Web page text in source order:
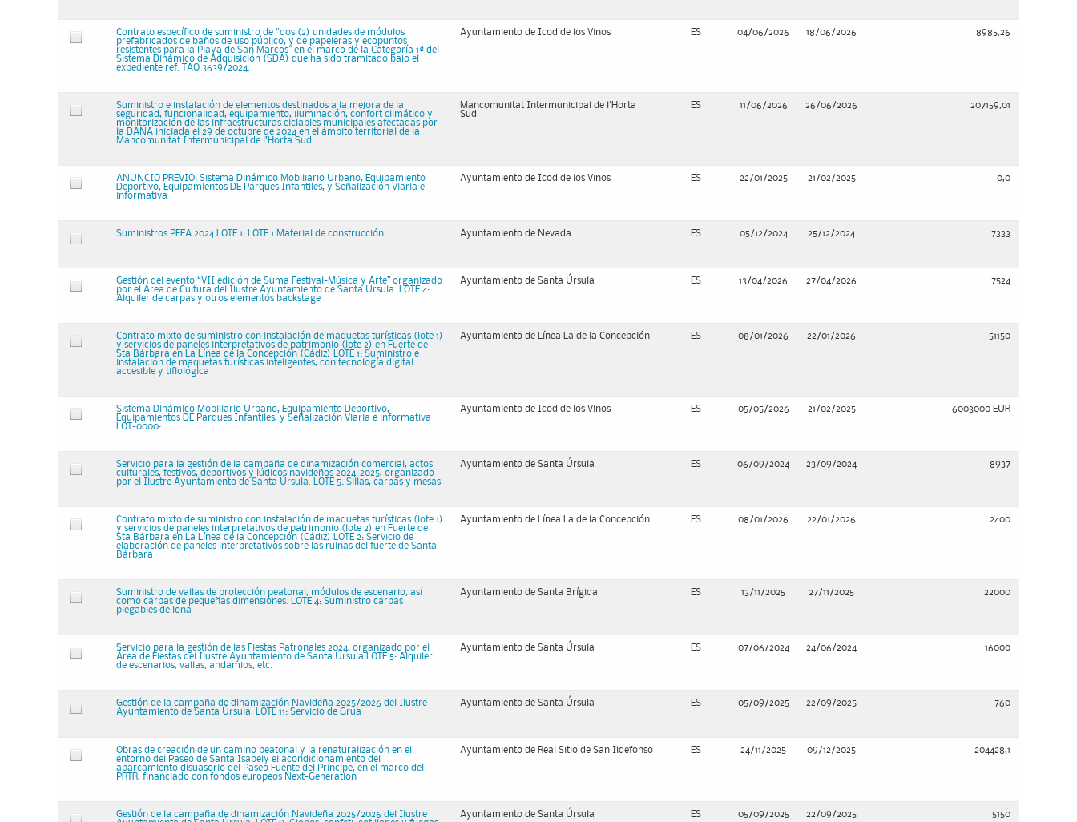
Contrato específico de suministro de “dos (2) unidades de módulos
prefabricados de baños de uso público, y de papeleras y ecopuntos
resistentes para la Playa de San Marcos” en el marco de la Categoría 1ª del
Sistema Dinámico de Adquisición (SDA) que ha sido tramitado bajo el
expediente ref. TAO 3639/2024.
Ayuntamiento de Icod de los Vinos ES 04/06/2026 18/06/2026 8985,26
Suministro e instalación de elementos destinados a la mejora de la
seguridad, funcionalidad, equipamiento, iluminación, confort climático y
monitorización de las infraestructuras ciclables municipales afectadas por
la DANA iniciada el 29 de octubre de 2024 en el ámbito territorial de la
Mancomunitat Intermunicipal de l’Horta Sud.
Mancomunitat Intermunicipal de l'Horta
Sud
ES 11/06/2026 26/06/2026 207159,01
ANUNCIO PREVIO: Sistema Dinámico Mobiliario Urbano, Equipamiento
Deportivo, Equipamientos DE Parques Infantiles, y Señalización Viaria e
informativa
Ayuntamiento de Icod de los Vinos ES 22/01/2025 21/02/2025 0,0
Suministros PFEA 2024 LOTE 1: LOTE 1 Material de construcción Ayuntamiento de Nevada ES 05/12/2024 25/12/2024 7333
Gestión del evento “VII edición de Suma Festival-Música y Arte” organizado
por el Área de Cultura del Ilustre Ayuntamiento de Santa Úrsula. LOTE 4:
Alquiler de carpas y otros elementos backstage
Ayuntamiento de Santa Úrsula ES 13/04/2026 27/04/2026 7524
Contrato mixto de suministro con instalación de maquetas turísticas (lote 1)
y servicios de paneles interpretativos de patrimonio (lote 2) en Fuerte de
Sta Bárbara en La Línea de la Concepción (Cádiz) LOTE 1: Suministro e
instalación de maquetas turísticas inteligentes, con tecnología digital
accesible y tiflológica
Ayuntamiento de Línea La de la Concepción ES 08/01/2026 22/01/2026 51150
Sistema Dinámico Mobiliario Urbano, Equipamiento Deportivo,
Equipamientos DE Parques Infantiles, y Señalización Viaria e informativa
LOT-0000:
Ayuntamiento de Icod de los Vinos ES 05/05/2026 21/02/2025 6003000 EUR
Servicio para la gestión de la campaña de dinamización comercial, actos
culturales, festivos, deportivos y lúdicos navideños 2024-2025, organizado
por el Ilustre Ayuntamiento de Santa Úrsula. LOTE 5: Sillas, carpas y mesas
Ayuntamiento de Santa Úrsula ES 06/09/2024 23/09/2024 8937
Contrato mixto de suministro con instalación de maquetas turísticas (lote 1)
y servicios de paneles interpretativos de patrimonio (lote 2) en Fuerte de
Sta Bárbara en La Línea de la Concepción (Cádiz) LOTE 2: Servicio de
elaboración de paneles interpretativos sobre las ruinas del fuerte de Santa
Bárbara
Ayuntamiento de Línea La de la Concepción ES 08/01/2026 22/01/2026 2400
Suministro de vallas de protección peatonal, módulos de escenario, así
como carpas de pequeñas dimensiones. LOTE 4: Suministro carpas
plegables de lona
Ayuntamiento de Santa Brígida ES 13/11/2025 27/11/2025 22000
Servicio para la gestión de las Fiestas Patronales 2024, organizado por el
Área de Fiestas del Ilustre Ayuntamiento de Santa Úrsula LOTE 5: Alquiler
de escenarios, vallas, andamios, etc.
Ayuntamiento de Santa Úrsula ES 07/06/2024 24/06/2024 16000
Gestión de la campaña de dinamización Navideña 2025/2026 del Ilustre
Ayuntamiento de Santa Úrsula. LOTE 11: Servicio de Grúa
Ayuntamiento de Santa Úrsula ES 05/09/2025 22/09/2025 760
Obras de creación de un camino peatonal y la renaturalización en el
entorno del Paseo de Santa Isabely el acondicionamiento del
aparcamiento disuasorio del Paseo Fuente del Príncipe, en el marco del
PRTR, financiado con fondos europeos Next-Generation
Ayuntamiento de Real Sitio de San Ildefonso ES 24/11/2025 09/12/2025 204428,1
Gestión de la campaña de dinamización Navideña 2025/2026 del Ilustre
Ayuntamiento de Santa Úrsula ES 05/09/2025 22/09/2025 5150